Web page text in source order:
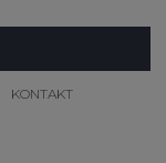
KONTAKT